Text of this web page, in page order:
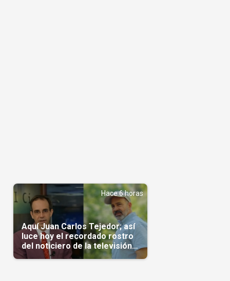
Hace 6 horas
Aquí Juan Carlos Tejedor; así
luce hoy el recordado rostro
del noticiero de la televisión
cubana